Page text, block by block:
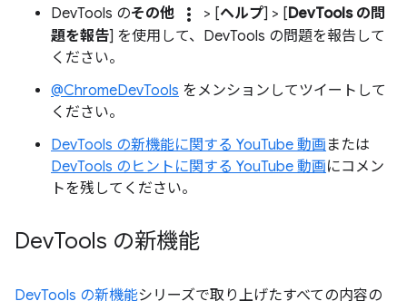
DevTools のその他 more_vert > [ヘルプ] > [DevTools の問
題を報告] を使用して、DevTools の問題を報告して
ください。
@ChromeDevTools をメンションしてツイートして
ください。
DevTools の新機能に関する YouTube 動画 または
DevTools のヒントに関する YouTube 動画にコメン
トを残してください。
DevTools の新機能
DevTools の新機能シリーズで取り上げたすべての内容の